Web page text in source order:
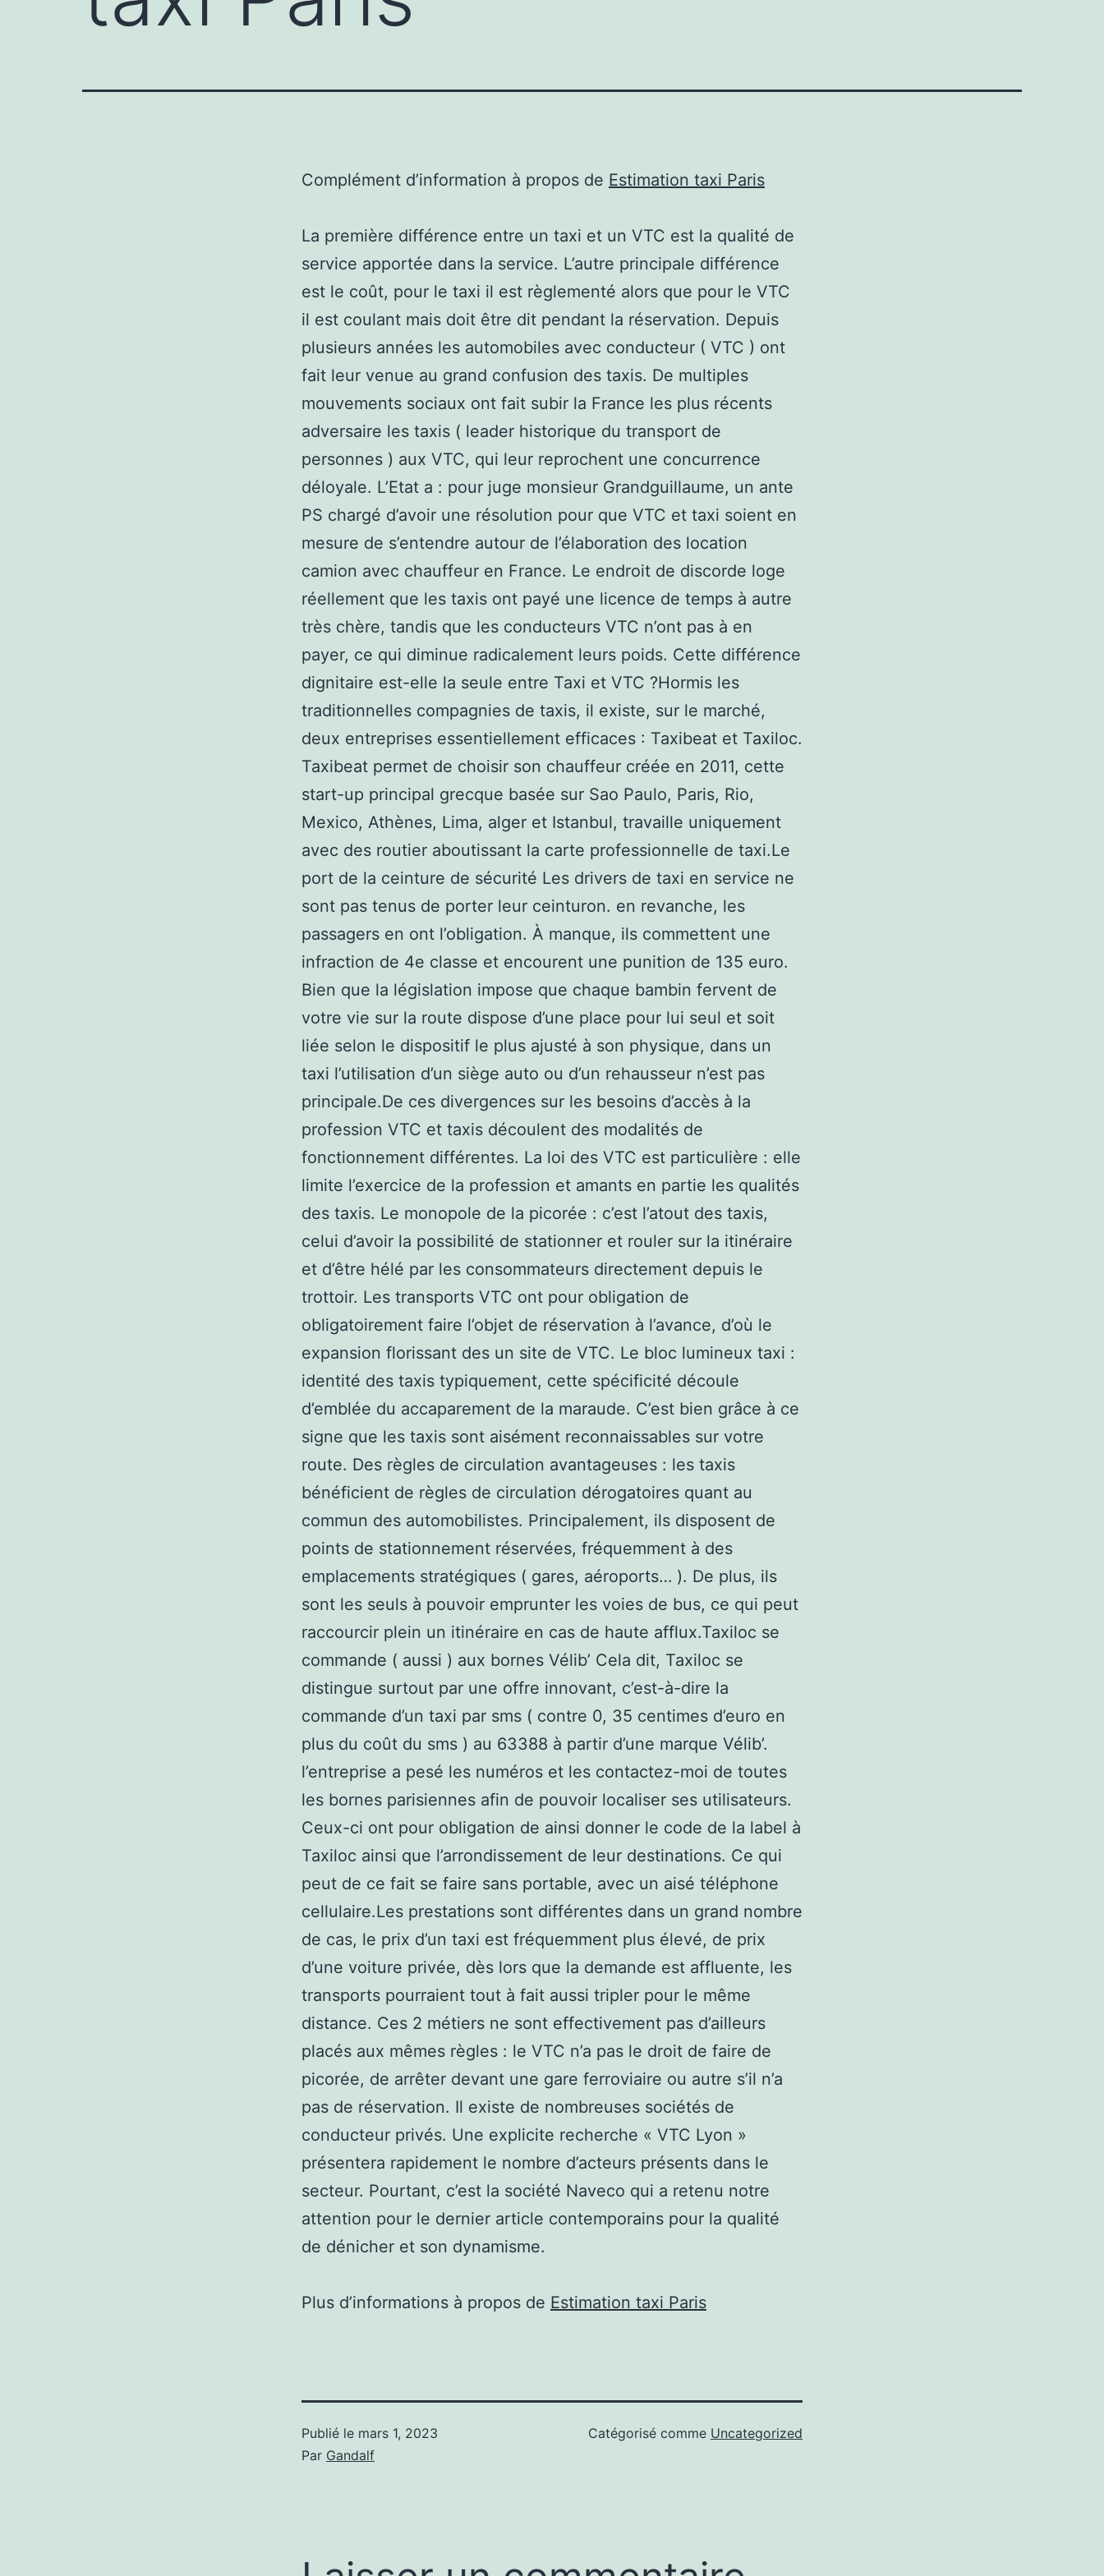
Complément d’information à propos de Estimation taxi Paris
La première différence entre un taxi et un VTC est la qualité de
service apportée dans la service. L’autre principale différence
est le coût, pour le taxi il est règlementé alors que pour le VTC
il est coulant mais doit être dit pendant la réservation. Depuis
plusieurs années les automobiles avec conducteur ( VTC ) ont
fait leur venue au grand confusion des taxis. De multiples
mouvements sociaux ont fait subir la France les plus récents
adversaire les taxis ( leader historique du transport de
personnes ) aux VTC, qui leur reprochent une concurrence
déloyale. L’Etat a : pour juge monsieur Grandguillaume, un ante
PS chargé d’avoir une résolution pour que VTC et taxi soient en
mesure de s’entendre autour de l’élaboration des location
camion avec chauffeur en France. Le endroit de discorde loge
réellement que les taxis ont payé une licence de temps à autre
très chère, tandis que les conducteurs VTC n’ont pas à en
payer, ce qui diminue radicalement leurs poids. Cette différence
dignitaire est-elle la seule entre Taxi et VTC ?Hormis les
traditionnelles compagnies de taxis, il existe, sur le marché,
deux entreprises essentiellement efficaces : Taxibeat et Taxiloc.
Taxibeat permet de choisir son chauffeur créée en 2011, cette
start-up principal grecque basée sur Sao Paulo, Paris, Rio,
Mexico, Athènes, Lima, alger et Istanbul, travaille uniquement
avec des routier aboutissant la carte professionnelle de taxi.Le
port de la ceinture de sécurité Les drivers de taxi en service ne
sont pas tenus de porter leur ceinturon. en revanche, les
passagers en ont l’obligation. À manque, ils commettent une
infraction de 4e classe et encourent une punition de 135 euro.
Bien que la législation impose que chaque bambin fervent de
votre vie sur la route dispose d’une place pour lui seul et soit
liée selon le dispositif le plus ajusté à son physique, dans un
taxi l’utilisation d’un siège auto ou d’un rehausseur n’est pas
principale.De ces divergences sur les besoins d’accès à la
profession VTC et taxis découlent des modalités de
fonctionnement différentes. La loi des VTC est particulière : elle
limite l’exercice de la profession et amants en partie les qualités
des taxis. Le monopole de la picorée : c’est l’atout des taxis,
celui d’avoir la possibilité de stationner et rouler sur la itinéraire
et d’être hélé par les consommateurs directement depuis le
trottoir. Les transports VTC ont pour obligation de
obligatoirement faire l’objet de réservation à l’avance, d’où le
expansion florissant des un site de VTC. Le bloc lumineux taxi :
identité des taxis typiquement, cette spécificité découle
d’emblée du accaparement de la maraude. C’est bien grâce à ce
signe que les taxis sont aisément reconnaissables sur votre
route. Des règles de circulation avantageuses : les taxis
bénéficient de règles de circulation dérogatoires quant au
commun des automobilistes. Principalement, ils disposent de
points de stationnement réservées, fréquemment à des
emplacements stratégiques ( gares, aéroports… ). De plus, ils
sont les seuls à pouvoir emprunter les voies de bus, ce qui peut
raccourcir plein un itinéraire en cas de haute afflux.Taxiloc se
commande ( aussi ) aux bornes Vélib’ Cela dit, Taxiloc se
distingue surtout par une offre innovant, c’est-à-dire la
commande d’un taxi par sms ( contre 0, 35 centimes d’euro en
plus du coût du sms ) au 63388 à partir d’une marque Vélib’.
l’entreprise a pesé les numéros et les contactez-moi de toutes
les bornes parisiennes afin de pouvoir localiser ses utilisateurs.
Ceux-ci ont pour obligation de ainsi donner le code de la label à
Taxiloc ainsi que l’arrondissement de leur destinations. Ce qui
peut de ce fait se faire sans portable, avec un aisé téléphone
cellulaire.Les prestations sont différentes dans un grand nombre
de cas, le prix d’un taxi est fréquemment plus élevé, de prix
d’une voiture privée, dès lors que la demande est affluente, les
transports pourraient tout à fait aussi tripler pour le même
distance. Ces 2 métiers ne sont effectivement pas d’ailleurs
placés aux mêmes règles : le VTC n’a pas le droit de faire de
picorée, de arrêter devant une gare ferroviaire ou autre s’il n’a
pas de réservation. Il existe de nombreuses sociétés de
conducteur privés. Une explicite recherche « VTC Lyon »
présentera rapidement le nombre d’acteurs présents dans le
secteur. Pourtant, c’est la société Naveco qui a retenu notre
attention pour le dernier article contemporains pour la qualité
de dénicher et son dynamisme.
Plus d’informations à propos de Estimation taxi Paris
Publié le mars 1, 2023
Par Gandalf
Catégorisé comme Uncategorized